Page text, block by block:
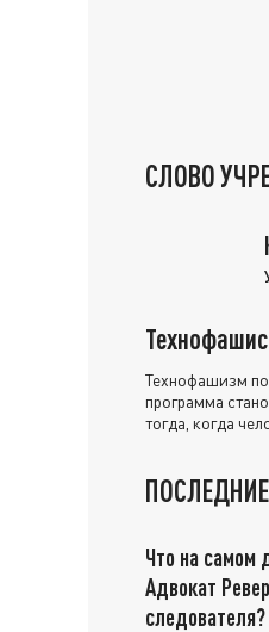
СЛОВО
Технофашизм
программа
тогда, когда
Что на самом
Адвокат
следователя?